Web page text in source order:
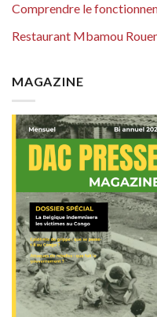
Comprendre le
Restaurant Mbamou
MAGAZINE